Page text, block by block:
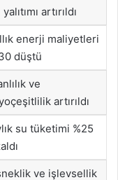
yalıtımı artırıldı
enerji maliyetleri
düştü
ve
artırıldı
su tüketimi %25
ve işlevsellik